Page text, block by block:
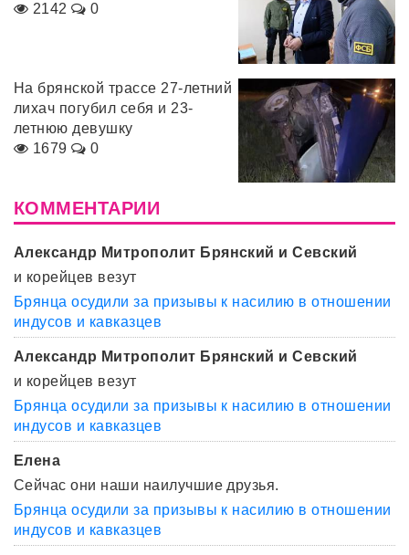
2142
0
На брянской трассе 27-летний
лихач погубил себя и 23-
летнюю девушку
1679
0
КОММЕНТАРИИ
Александр Митрополит Брянский и Севский
и корейцев везут
Брянца осудили за призывы к насилию в отношении
индусов и кавказцев
Александр Митрополит Брянский и Севский
и корейцев везут
Брянца осудили за призывы к насилию в отношении
индусов и кавказцев
Елена
Сейчас они наши наилучшие друзья.
Брянца осудили за призывы к насилию в отношении
индусов и кавказцев